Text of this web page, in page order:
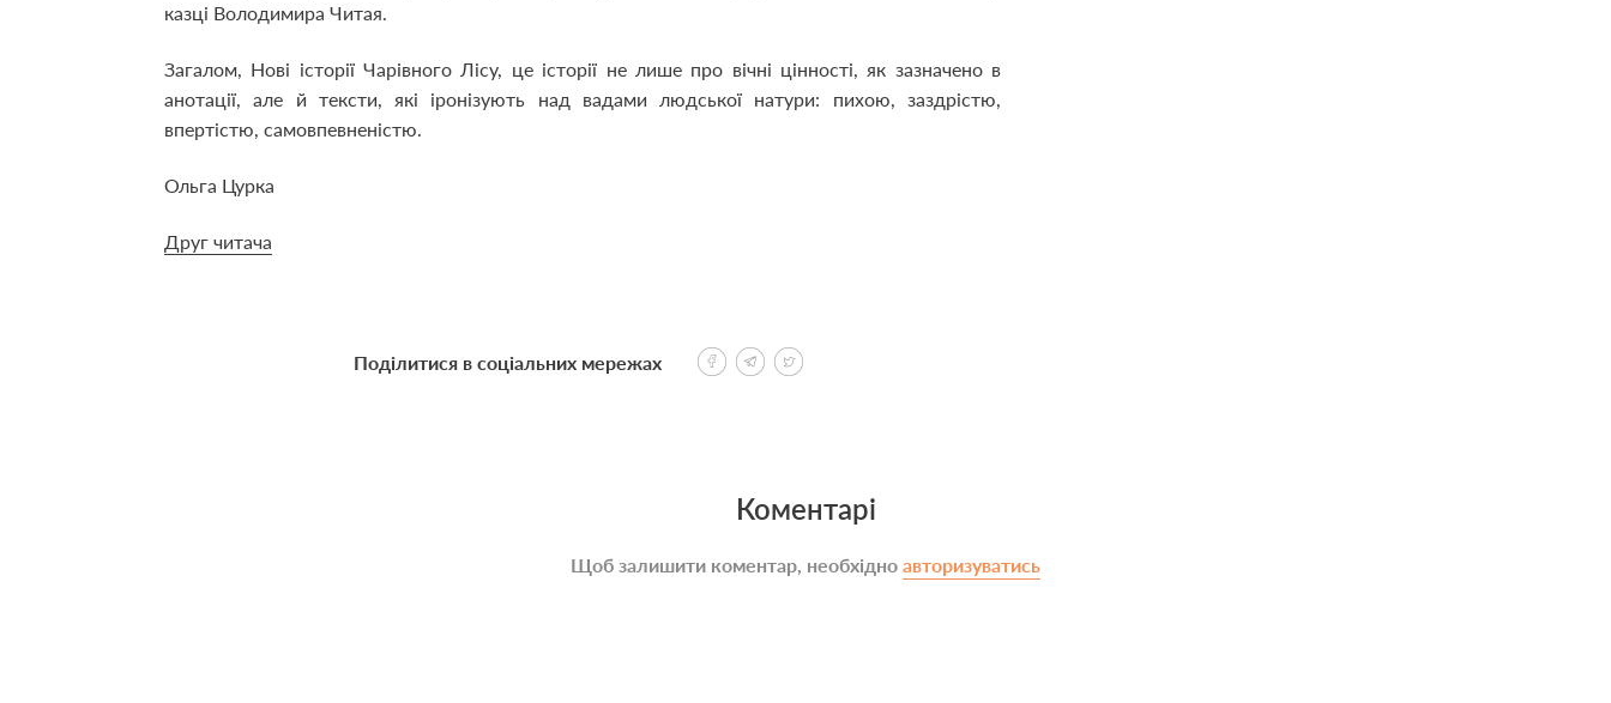
казці Володимира Читая.
Загалом, Нові історії Чарівного Лісу, це історії не лише про вічні цінності, як зазначено в
анотації, але й тексти, які іронізують над вадами людської натури: пихою, заздрістю,
впертістю, самовпевненістю.
Ольга Цурка
Друг читача
Поділитися в соціальних мережах
Коментарі
Щоб залишити коментар, необхідно авторизуватись